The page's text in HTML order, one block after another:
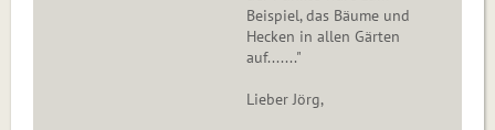
Beispiel, das Bäume und
Hecken in allen Gärten
auf......."
Lieber Jörg,